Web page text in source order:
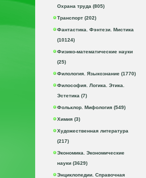
Охрана труда (805)
Транспорт (202)
Фантастика. Фэнтези. Мистика
(10124)
Физико-математические науки
(25)
Филология. Языкознание (1770)
Философия. Логика. Этика.
Эстетика (7)
Фольклор. Мифология (549)
Химия (3)
Художественная литература
(217)
Экономика. Экономические
науки (3629)
Энциклопедии. Справочная